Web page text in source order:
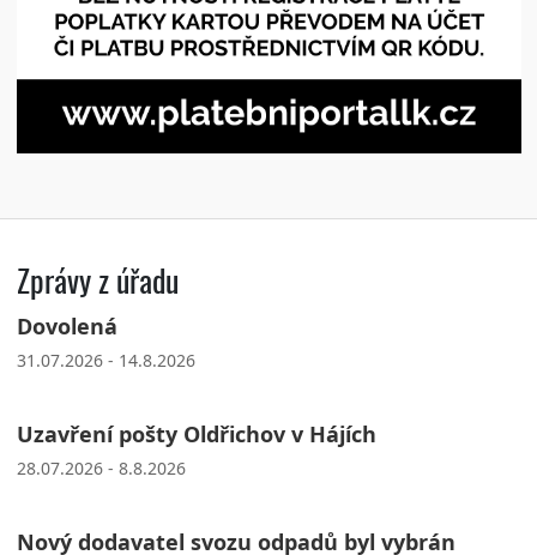
Zprávy z úřadu
Dovolená
31.07.2026 - 14.8.2026
Uzavření pošty Oldřichov v Hájích
28.07.2026 - 8.8.2026
Nový dodavatel svozu odpadů byl vybrán